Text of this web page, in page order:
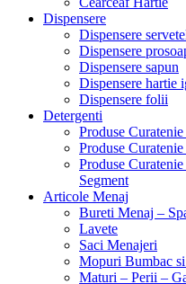
Dispensere
Dispensere
Dispensere
Dispensere sapun
Dispensere hartie
Dispensere folii
Detergenti
Produse
Produse
Produse
Segment
Articole Menaj
Bureti Menaj –
Lavete
Saci Menajeri
Mopuri Bumbac
Maturi – Perii –